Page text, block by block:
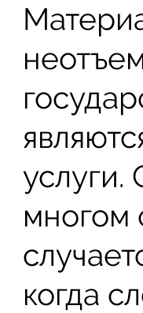
услуги.
многом
когда